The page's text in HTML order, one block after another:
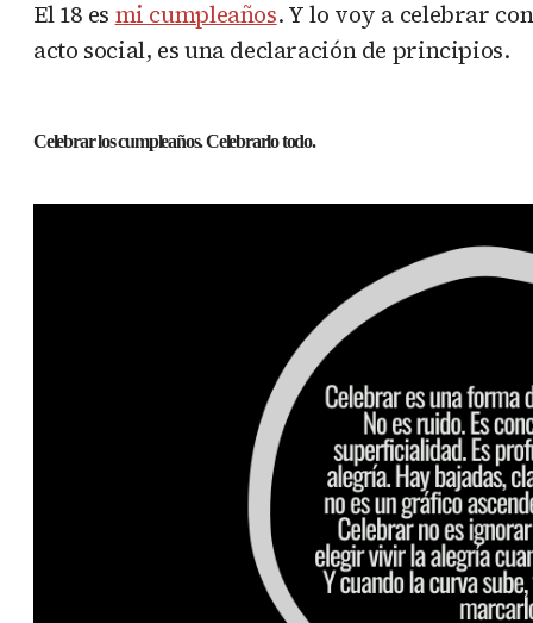
El 18 es mi cumpleaños. Y lo voy a celebrar
acto social, es una declaración de principios.
Celebrar los cumpleaños. Celebrarlo todo.